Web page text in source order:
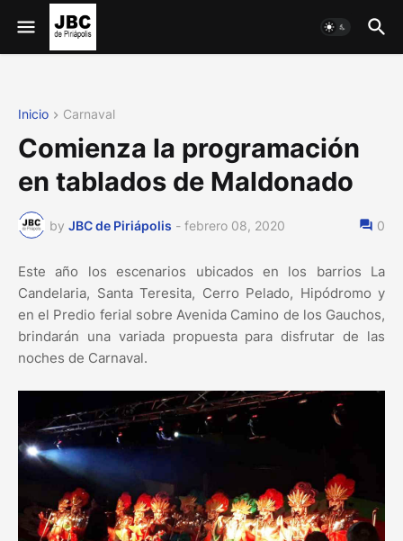
Inicio Carnaval
Comienza la programación
en tablados de Maldonado
by JBC de Piriápolis - febrero 08, 2020 0
Este año los escenarios ubicados en los barrios La
Candelaria, Santa Teresita, Cerro Pelado, Hipódromo y
en el Predio ferial sobre Avenida Camino de los Gauchos,
brindarán una variada propuesta para disfrutar de las
noches de Carnaval.